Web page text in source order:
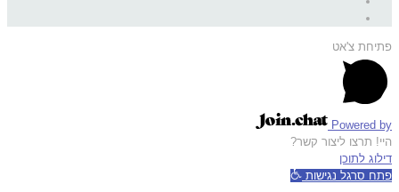
פתיחת צ'אט
Powered by
היי! תרצו ליצור קשר?
דילוג לתוכן
פתח סרגל נגישות